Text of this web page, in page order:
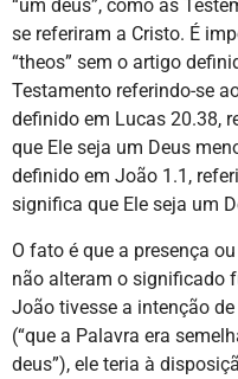
“um deus”, como as
se referiram a Cristo. É
“theos” sem o artigo
Testamento referindo-se
definido em Lucas 20.38,
que Ele seja um Deus
definido em João 1.1,
significa que Ele seja um
O fato é que a presença
não alteram o significado
João tivesse a intenção
(“que a Palavra era
deus”), ele teria à